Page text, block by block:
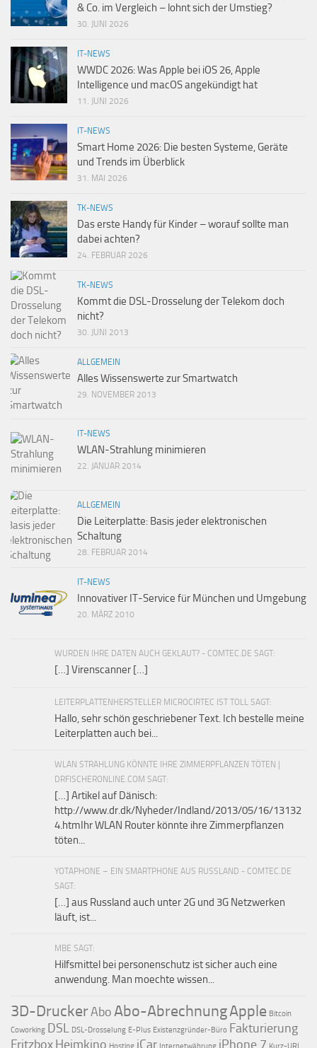
& Co. im Vergleich – lohnt sich der Umstieg?
30. JUNI 2026
IT-NEWS
WWDC 2026: Was Apple bei iOS 26, Apple
Intelligence und macOS angekündigt hat
11. JUNI 2026
IT-NEWS
Smart Home 2026: Die besten Systeme, Geräte
und Trends im Überblick
31. MAI 2026
TK-NEWS
Das erste Handy für Kinder – worauf sollte man
dabei achten?
24. FEBRUAR 2026
TK-NEWS
Kommt die DSL-Drosselung der Telekom doch
nicht?
30. JUNI 2013
ALLGEMEIN
Alles Wissenswerte zur Smartwatch
29. NOVEMBER 2013
IT-NEWS
WLAN-Strahlung minimieren
22. JANUAR 2014
ALLGEMEIN
Die Leiterplatte: Basis jeder elektronischen
Schaltung
28. FEBRUAR 2014
IT-NEWS
Innovativer IT-Service für München und Umgebung
20. MÄRZ 2010
WURDEN IHRE DATEN AUCH GEKLAUT? - COMTEC.DE SAGT:
[…] Virenscanner […]
LEITERPLATTENHERSTELLER MICROCIRTEC IST TOLL SAGT:
Hallo, sehr schön geschriebener Text. Ich bestelle meine
Leiterplatten auch bei...
WLAN STRAHLUNG KÖNNTE IHRE ZIMMERPFLANZEN TÖTEN |
DRFISCHERONLINE.COM SAGT:
[…] Artikel auf Dänisch:
http://www.dr.dk/Nyheder/Indland/2013/05/16/13132
4.htmIhr WLAN Router könnte ihre Zimmerpflanzen
töten...
YOTAPHONE – EIN SMARTPHONE AUS RUSSLAND - COMTEC.DE
SAGT:
[…] aus Russland auch unter 2G und 3G Netzwerken
läuft, ist...
MBE SAGT:
Hilfsmittel bei personenschutz ist sicher auch eine
anwendung. Man moechte wissen...
3D-Drucker Abo Abo-AbrechnungApple Bitcoin
Coworking DSL DSL-Drosselung E-Plus Existenzgründer-Büro Fakturierung
Fritzbox Heimkino Hosting iCar Internetwährung iPhone 7 Kurz-URL